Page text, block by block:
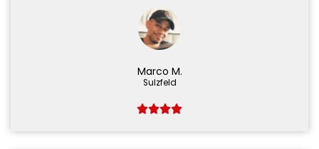
Marco M.
Sulzfeld